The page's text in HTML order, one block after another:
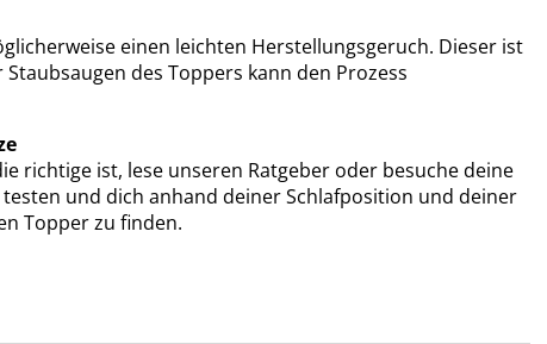
einen leichten Herstellungsgeruch. Dieser ist
des Toppers kann den Prozess
richtige ist, lese unseren Ratgeber oder besuche deine
und dich anhand deiner Schlafposition und deiner
Topper zu finden.